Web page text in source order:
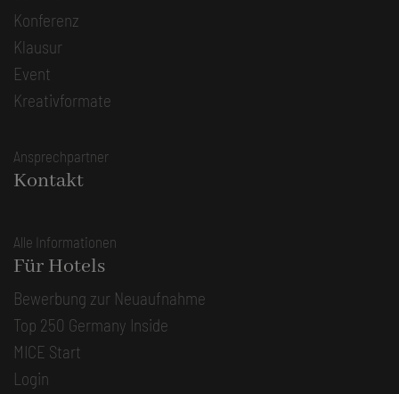
Konferenz
Klausur
Event
Kreativformate
Ansprechpartner
Kontakt
Alle Informationen
Für Hotels
Bewerbung zur Neuaufnahme
Top 250 Germany Inside
MICE Start
Login